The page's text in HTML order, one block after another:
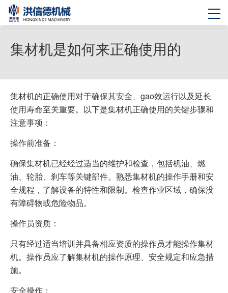
集材机是如何来正确使用的
集材机的正确使用对于确保其安全、gao效运行以及延长
使用寿命至关重要。以下是集材机正确使用的关键步骤和
注意事项：
操作前准备：
确保集材机已经经过适当的维护和检查，包括机油、燃
油、轮胎、刹车等关键部件。熟悉集材机的操作手册和安
全规程，了解设备的特性和限制。检查作业区域，确保没
有障碍物或危险物品。
操作员资质：
只有经过适当培训并具备相应资质的操作员才能操作集材
机。操作员应了解集材机的操作原理、安全规定和应急措
施。
安全操作：